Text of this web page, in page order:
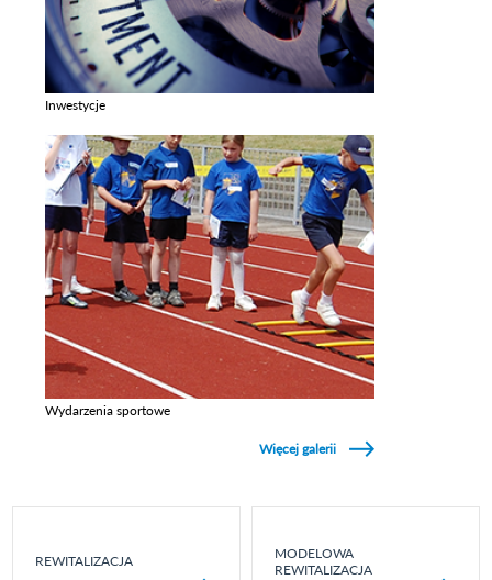
Inwestycje
Wydarzenia sportowe
Więcej galerii
REWITALIZACJA
MODELOWA
REWITALIZACJA